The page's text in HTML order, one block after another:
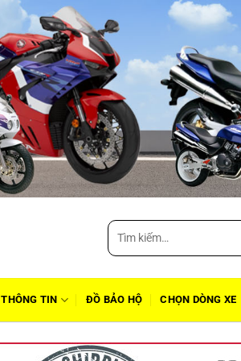
Tìm
kiếm:
THÔNG TIN ĐỒ BẢO HỘ CHỌN DÒNG XE